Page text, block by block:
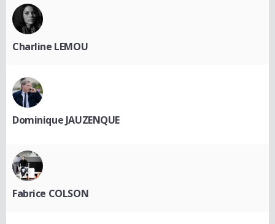
Charline LEMOU
Dominique JAUZENQUE
Fabrice COLSON